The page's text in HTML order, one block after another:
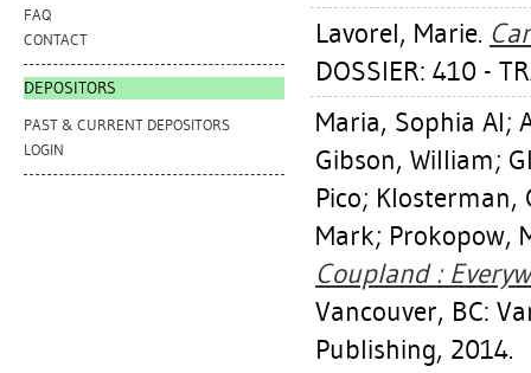
FAQ
CONTACT
DEPOSITORS
PAST & CURRENT DEPOSITORS
LOGIN
Lavorel, Marie.
DOSSIER: 410 -
Maria, Sophia Al;
Gibson, William;
Pico; Klosterman,
Mark; Prokopow,
Coupland :
Vancouver, BC:
Publishing, 2014.